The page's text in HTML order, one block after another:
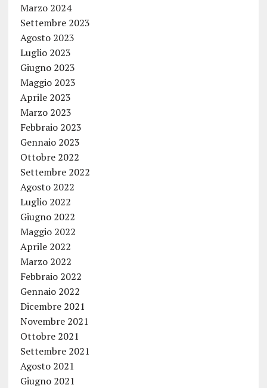
Marzo 2024
Settembre 2023
Agosto 2023
Luglio 2023
Giugno 2023
Maggio 2023
Aprile 2023
Marzo 2023
Febbraio 2023
Gennaio 2023
Ottobre 2022
Settembre 2022
Agosto 2022
Luglio 2022
Giugno 2022
Maggio 2022
Aprile 2022
Marzo 2022
Febbraio 2022
Gennaio 2022
Dicembre 2021
Novembre 2021
Ottobre 2021
Settembre 2021
Agosto 2021
Giugno 2021